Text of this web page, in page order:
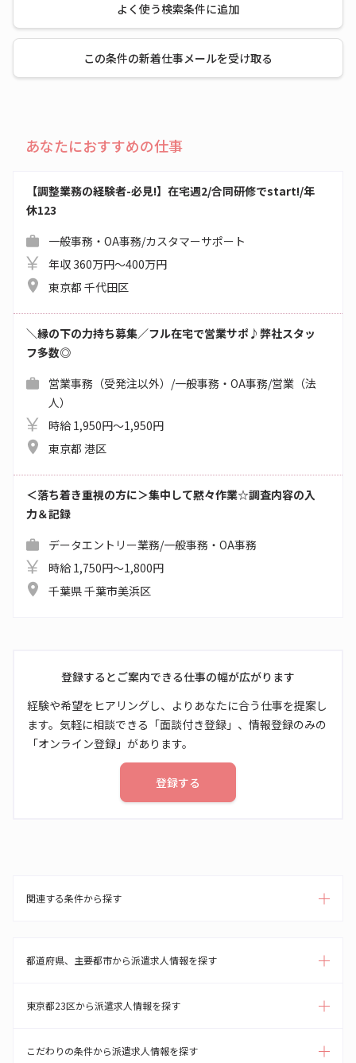
よく使う検索条件に追加
この条件の新着仕事メールを受け取る
あなたにおすすめの仕事
【調整業務の経験者-必見!】在宅週2/合同研修でstart!/年
休123
一般事務・OA事務/カスタマーサポート
年収 360万円～400万円
東京都 千代田区
＼縁の下の力持ち募集／フル在宅で営業サポ♪弊社スタッ
フ多数◎
営業事務（受発注以外）/一般事務・OA事務/営業（法
人）
時給 1,950円～1,950円
東京都 港区
＜落ち着き重視の方に＞集中して黙々作業☆調査内容の入
力＆記録
データエントリー業務/一般事務・OA事務
時給 1,750円～1,800円
千葉県 千葉市美浜区
登録するとご案内できる仕事の幅が広がります
経験や希望をヒアリングし、よりあなたに合う仕事を提案し
ます。気軽に相談できる「面談付き登録」、情報登録のみの
「オンライン登録」があります。
登録する
関連する条件から探す
都道府県、主要都市から派遣求人情報を探す
東京都23区から派遣求人情報を探す
こだわりの条件から派遣求人情報を探す